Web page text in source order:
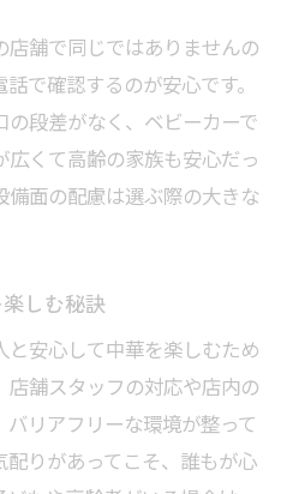
舗で同じではありませんの
で確認するのが安心です。
段差がなく、ベビーカーで
くて高齢の家族も安心だっ
備面の配慮は選ぶ際の大きな
しむ秘訣
安心して中華を楽しむため
舗スタッフの対応や店内の
リアフリーな環境が整って
りがあってこそ、誰もが心